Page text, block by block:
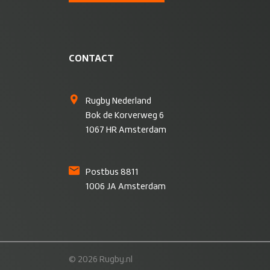
CONTACT
Rugby Nederland
Bok de Korverweg 6
1067 HR Amsterdam
Postbus 8811
1006 JA Amsterdam
© 2026 Rugby.nl